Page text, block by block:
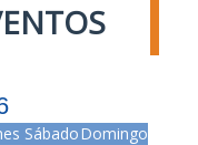
SábadoDomingo